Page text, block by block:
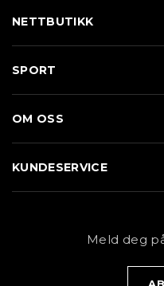
NETTBUTIKK
Sko
Merkevarer
SPORT
Løp
Sykkel
OM OSS
KUNDESERVICE
Personvernerklæring
Meld deg